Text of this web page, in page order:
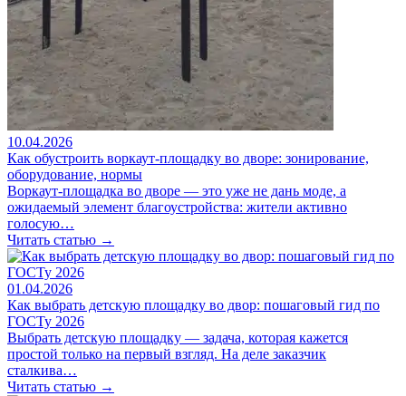
10.04.2026
Как обустроить воркаут-площадку во дворе: зонирование,
оборудование, нормы
Воркаут-площадка во дворе — это уже не дань моде, а
ожидаемый элемент благоустройства: жители активно
голосую…
Читать статью →
01.04.2026
Как выбрать детскую площадку во двор: пошаговый гид по
ГОСТу 2026
Выбрать детскую площадку — задача, которая кажется
простой только на первый взгляд. На деле заказчик
сталкива…
Читать статью →